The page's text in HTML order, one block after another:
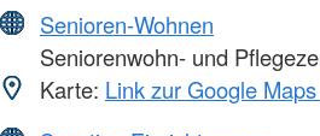
Senioren-Wohnen
Seniorenwohn- und
Karte: Link zur Google